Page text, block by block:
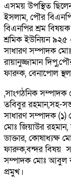
এসময় উপস্থিত
ইসলাম, পৌর
বিএনপির শ্রম
শ্রমিক ইউনিয়ন
সাধারণ সম্পাদক
রায়ানুজ্জামান
ফারুক, বেনাপোল
,সাংগঠনিক
তবিবুর রহমান,সহ-
সাধারণ সম্পাদক
মোঃ জিয়াউর
ডাক্তার, কোষাধ্যক্ষ
ফারুক,বন্দর বিষয়
সম্পাদক মোঃ আবুল
প্রমুখ।